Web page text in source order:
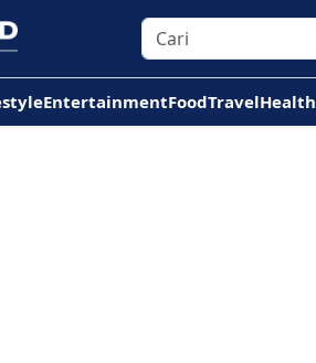
EntertainmentFoodTravelHealth